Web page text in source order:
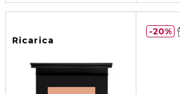
Ricarica
20%